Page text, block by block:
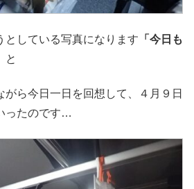
としている写真になります 「今日も
と
がら今日一日を回想して、４月９日
ったのです…